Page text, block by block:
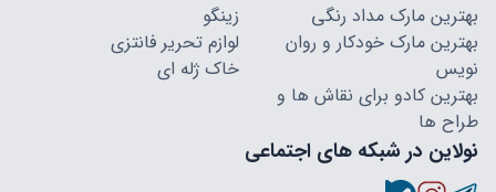
بهترین مارک مداد رنگی
بهترین مارک خودکار و روان
نویس
بهترین کادو برای نقاش ها و
طراح ها
زینگو
لوازم تحریر فانتزی
خاک ژله ای
نولاین در شبکه های اجتماعی